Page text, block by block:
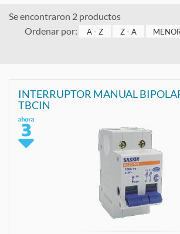
Se encontraron 2 productos
Ordenar por:
A - Z Z - A
INTERRUPTOR MANUAL
TBCIN